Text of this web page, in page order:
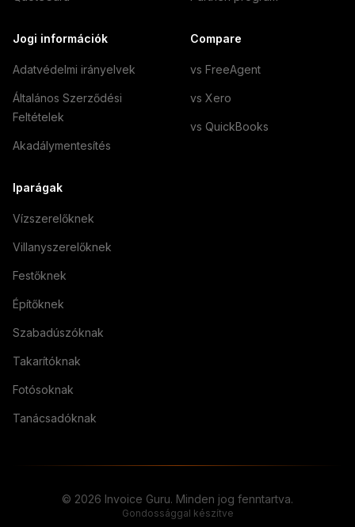
Jogi információk
Adatvédelmi irányelvek
Általános Szerződési
Feltételek
Akadálymentesítés
Compare
vs FreeAgent
vs Xero
vs QuickBooks
Iparágak
Vízszerelőknek
Villanyszerelőknek
Festőknek
Építőknek
Szabadúszóknak
Takarítóknak
Fotósoknak
Tanácsadóknak
© 2026 Invoice Guru. Minden jog fenntartva.
Gondossággal készítve